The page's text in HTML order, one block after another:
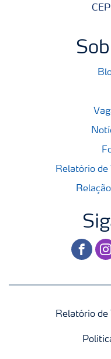
Relatório de
facebook
Relatório de